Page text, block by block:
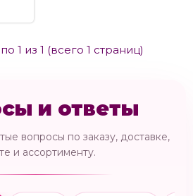
1 из 1 (всего 1 страниц)
и ответы
вопросы по заказу, доставке,
и ассортименту.